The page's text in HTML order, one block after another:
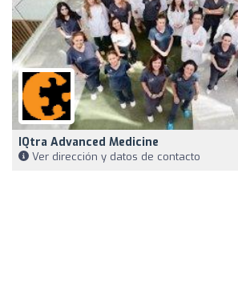
IQtra Advanced Medicine
Ver dirección y datos de contacto